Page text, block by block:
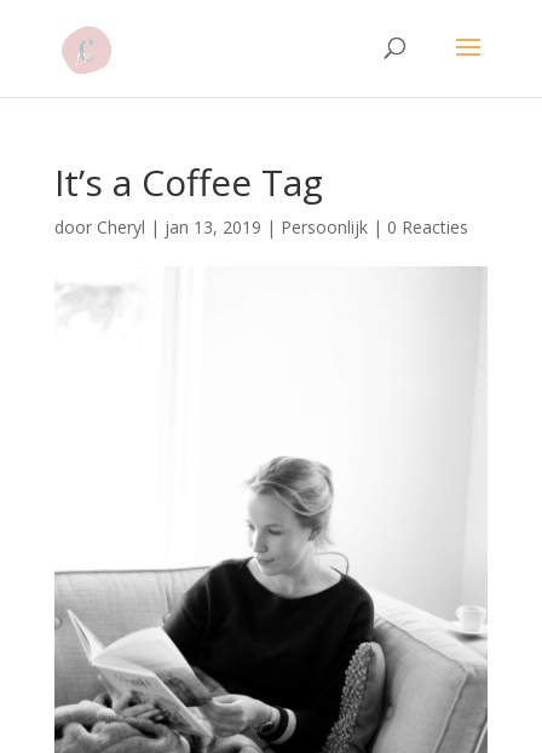
It’s a Coffee Tag
door Cheryl | jan 13, 2019 | Persoonlijk| 0 Reacties